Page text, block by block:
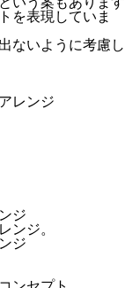
を表現していま
ないように考慮し
レンジ
ンジ。